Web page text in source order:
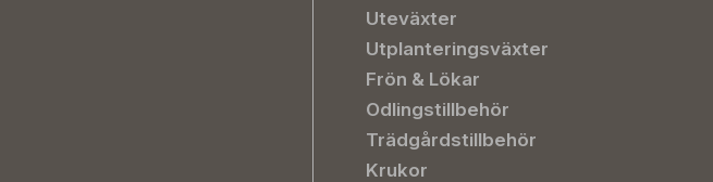
Uteväxter
Utplanteringsväxter
Frön & Lökar
Odlingstillbehör
Trädgårdstillbehör
Krukor